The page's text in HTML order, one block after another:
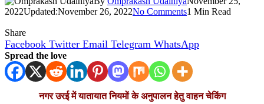
2022Updated:November 26, 2022No Comments1 Min Read
Share
Facebook Twitter Email Telegram WhatsApp
Spread the love
नगर उरई में यातायात नियमों के अनुपालन हेतु वाहन चेकिंग